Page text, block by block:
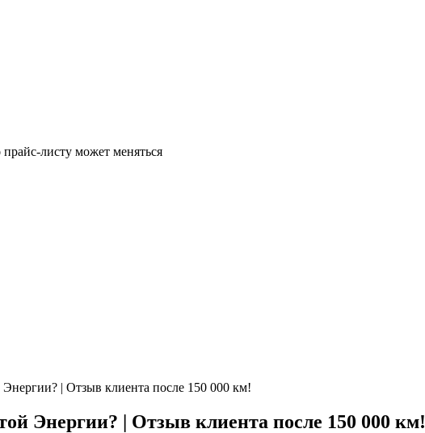
может меняться
| Отзыв клиента после 150 000 км!
Энергии? | Отзыв клиента после 150 000 км!